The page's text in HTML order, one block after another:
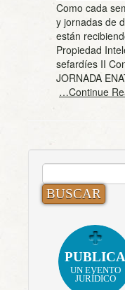
Como cada
y jornadas de
están
Propiedad
sefardíes II
JORNADA
…Continue
BUSCAR:
PUBLICA
UN EVENTO
JURÍDICO